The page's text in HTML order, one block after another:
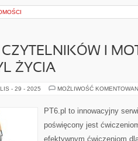
I
ŻYCIA
LIS - 29 - 2025 MOŻLIWOŚĆ
PT6.pl to innowacyjny
poświęcony jest
efektywnym ćwiczeniom